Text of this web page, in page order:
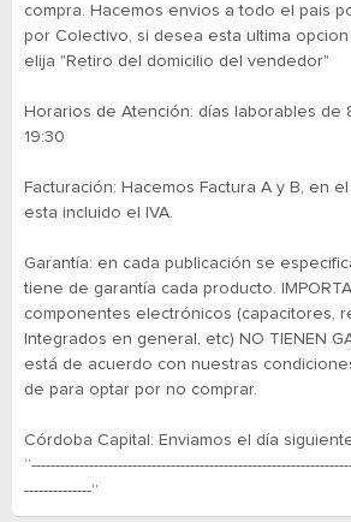
compra. Hacemos envios a todo el pais
por Colectivo, si desea esta ultima
elija "Retiro del domicilio del vendedor"
Horarios de Atención: días laborables de
19:30
Facturación: Hacemos Factura A y B, en
esta incluido el IVA.
Garantía: en cada publicación se
tiene de garantía cada producto.
componentes electrónicos (capacitores,
Integrados en general, etc) NO TIENEN
está de acuerdo con nuestras
de para optar por no comprar.
Córdoba Capital: Enviamos el día
--------------”